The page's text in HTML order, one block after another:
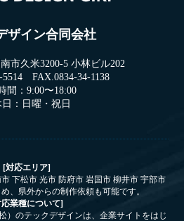
ザイン合同会社
市久米3200-5 小林ビル202
5514 FAX.0834-34-1138
間：9:00〜18:00
日：日曜・祝日
[対応エリア]
下松市 光市 防府市 岩国市 柳井市 宇部市
、県外からの制作依頼も可能です。
応業種について]
）のテックデザインは、企業サイトをはじ